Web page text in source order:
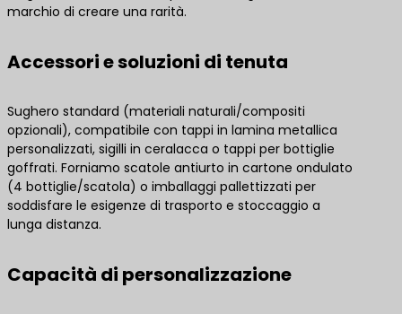
marchio di creare una rarità.
Accessori e soluzioni di tenuta
Sughero standard (materiali naturali/compositi
opzionali), compatibile con tappi in lamina metallica
personalizzati, sigilli in ceralacca o tappi per bottiglie
goffrati. Forniamo scatole antiurto in cartone ondulato
(4 bottiglie/scatola) o imballaggi pallettizzati per
soddisfare le esigenze di trasporto e stoccaggio a
lunga distanza.
Capacità di personalizzazione